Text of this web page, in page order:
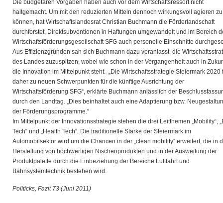
Die budgetären Vorgaben haben auch vor dem Wirtschaftsressort nicht
haltgemacht. Um mit den reduzierten Mitteln dennoch wirkungsvoll agieren zu
können, hat Wirtschaftslandesrat Christian Buchmann die Förderlandschaft
durchforstet, Direktsubventionen in Haftungen umgewandelt und im Bereich
Wirtschaftsförderungsgesellschaft SFG auch personelle Einschnitte
Aus Effizienzgründen sah sich Buchmann dazu veranlasst, die
des Landes zuzuspitzen, wobei wie schon in der Vergangenheit auch in
die Innovation im Mittelpunkt steht. „Die Wirtschaftsstrategie Steiermark 2020
daher zu neuen Schwerpunkten für die künftige Ausrichtung der
Wirtschaftsförderung SFG“, erklärte Buchmann anlässlich der
durch den Landtag. „Dies beinhaltet auch eine Adaptierung bzw.
der Förderungsprogramme.“
Im Mittelpunkt der Innovationsstrategie stehen die drei Leitthemen „Mobility“,
Tech“ und „Health Tech“. Die traditionelle Stärke der Steiermark im
Automobilsektor wird um die Chancen in der „clean mobility“ erweitert, die in
Herstellung von hochwertigen Nischenprodukten und in der Ausweitung der
Produktpalette durch die Einbeziehung der Bereiche Luftfahrt und
Bahnsystemtechnik bestehen wird.
Politicks, Fazit 73 (Juni 2011)